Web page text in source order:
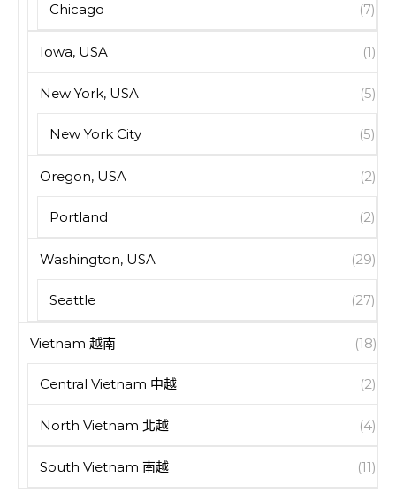
Chicago (7)
Iowa, USA (1)
New York, USA (5)
New York City (5)
Oregon, USA (2)
Portland (2)
Washington, USA (29)
Seattle (27)
Vietnam 越南 (18)
Central Vietnam 中越 (2)
North Vietnam 北越 (4)
South Vietnam 南越 (11)